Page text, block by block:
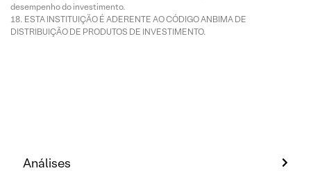
desempenho do investimento.
ESTA INSTITUIÇÃO É ADERENTE AO CÓDIGO ANBIMA DE
DISTRIBUIÇÃO DE PRODUTOS DE INVESTIMENTO.
Análises